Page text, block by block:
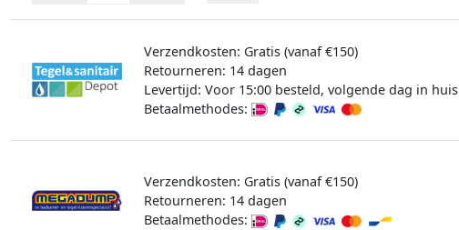
Verzendkosten: Gratis (vanaf €150)
Retourneren: 14 dagen
Levertijd: Voor 15:00 besteld, volgende dag in huis
Betaalmethodes:
Verzendkosten: Gratis (vanaf €150)
Retourneren: 14 dagen
Betaalmethodes: